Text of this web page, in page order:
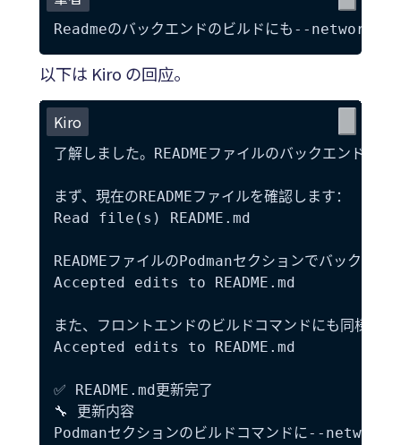
以下は Kiro の回应。
Kiro
了解しました。READMEファイルのバックエンド
まず、現在のREADMEファイルを確認します：
Read file(s) README.md
READMEファイルのPodmanセクションでバック
Accepted edits to README.md
また、フロントエンドのビルドコマンドにも同様
Accepted edits to README.md
✅ README.md更新完了
🔧 更新内容
Podmanセクションのビルドコマンドに--